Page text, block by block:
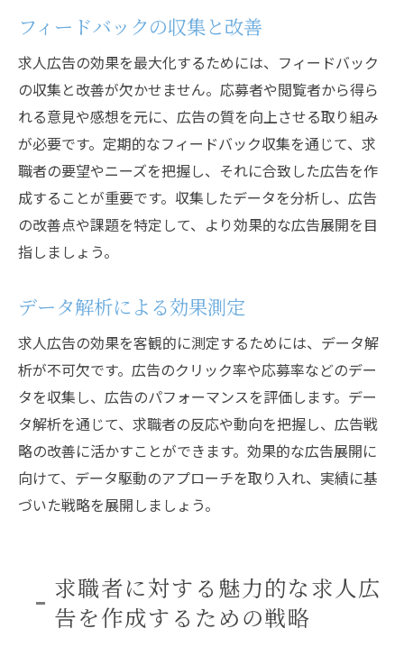
フィードバックの収集と改善
求人広告の効果を最大化するためには、フィードバック
の収集と改善が欠かせません。応募者や閲覧者から得ら
れる意見や感想を元に、広告の質を向上させる取り組み
が必要です。定期的なフィードバック収集を通じて、求
職者の要望やニーズを把握し、それに合致した広告を作
成することが重要です。収集したデータを分析し、広告
の改善点や課題を特定して、より効果的な広告展開を目
指しましょう。
データ解析による効果測定
求人広告の効果を客観的に測定するためには、データ解
析が不可欠です。広告のクリック率や応募率などのデー
タを収集し、広告のパフォーマンスを評価します。デー
タ解析を通じて、求職者の反応や動向を把握し、広告戦
略の改善に活かすことができます。効果的な広告展開に
向けて、データ駆動のアプローチを取り入れ、実績に基
づいた戦略を展開しましょう。
求職者に対する魅力的な求人広
告を作成するための戦略